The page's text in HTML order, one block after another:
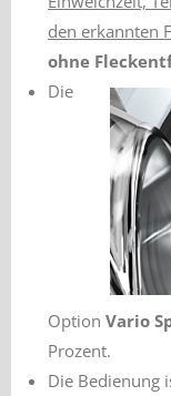
den erkannten
ohne
Die
OptionVario
Prozent.
Die Bedienung